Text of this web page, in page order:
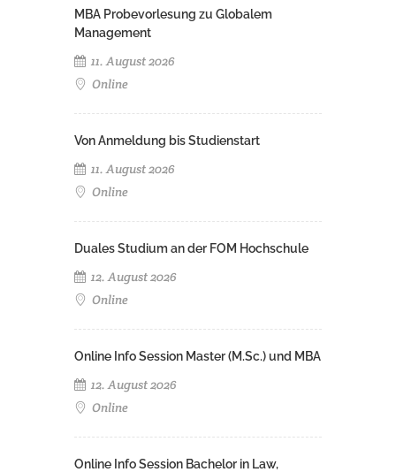
MBA Probevorlesung zu Globalem
Management
11. August 2026
Online
Von Anmeldung bis Studienstart
11. August 2026
Online
Duales Studium an der FOM Hochschule
12. August 2026
Online
Online Info Session Master (M.Sc.) und MBA
12. August 2026
Online
Online Info Session Bachelor in Law,